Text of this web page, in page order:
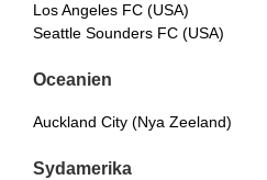
Los Angeles FC (USA)
Seattle Sounders FC (USA)
Oceanien
Auckland City (Nya Zeeland)
Sydamerika